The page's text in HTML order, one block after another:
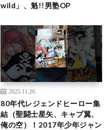
wild」、魁!!男塾OP
2025.11.26
80年代レジェンドヒーロー集
結（聖闘士星矢、キャプ翼、
俺の空）！2017年少年ジャン